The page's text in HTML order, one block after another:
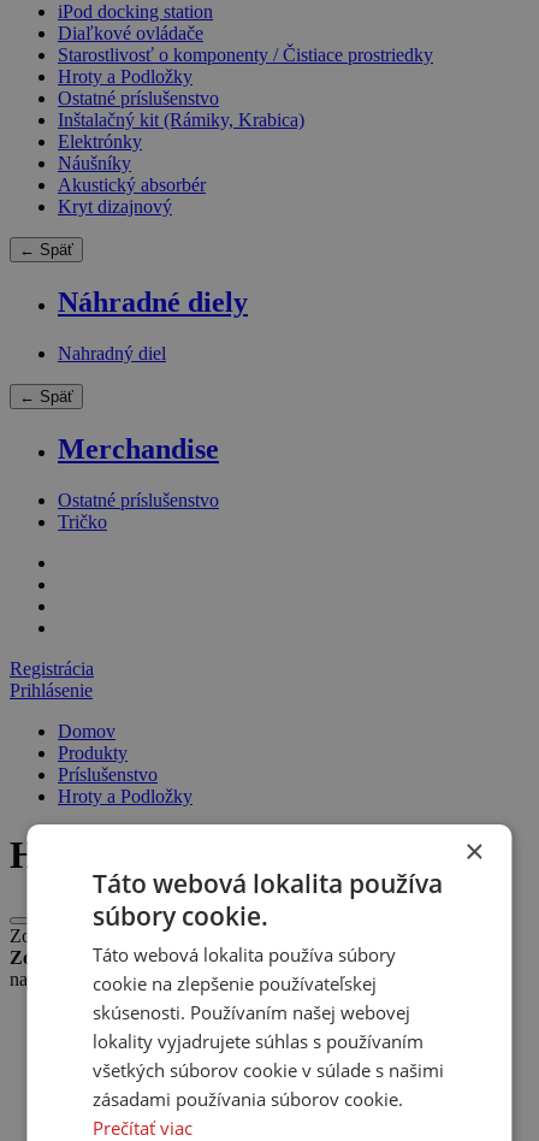
iPod docking station
Diaľkové ovládače
Starostlivosť o komponenty / Čistiace prostriedky
Hroty a Podložky
Ostatné príslušenstvo
Inštalačný kit (Rámiky, Krabica)
Elektrónky
Náušníky
Akustický absorbér
Kryt dizajnový
← Späť
Náhradné diely
Nahradný diel
← Späť
Merchandise
Ostatné príslušenstvo
Tričko
Registrácia
Prihlásenie
Domov
Produkty
Príslušenstvo
Hroty a Podložky
Hroty a Podložky
Zobrazujeme 1 - 12 produktov z 93
Zoradiť:
najobľúbenejšie
názvu (A-Z)
názvu (Z-A)
ceny vzostupne
ceny zostupne
najobľúbenejšie
×
Táto webová lokalita používa
súbory cookie.
Táto webová lokalita používa súbory
cookie na zlepšenie používateľskej
skúsenosti. Používaním našej webovej
lokality vyjadrujete súhlas s používaním
všetkých súborov cookie v súlade s našimi
zásadami používania súborov cookie.
Prečítať viac